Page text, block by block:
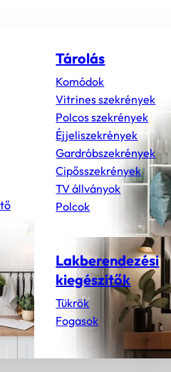
Tárolás
Komódok
Vitrines szekrények
Polcos szekrények
Éjjeliszekrények
Gardróbszekrények
Cipősszekrények
TV állványok
Polcok
Lakberendezési
kiegészítők
Tükrök
Fogasok